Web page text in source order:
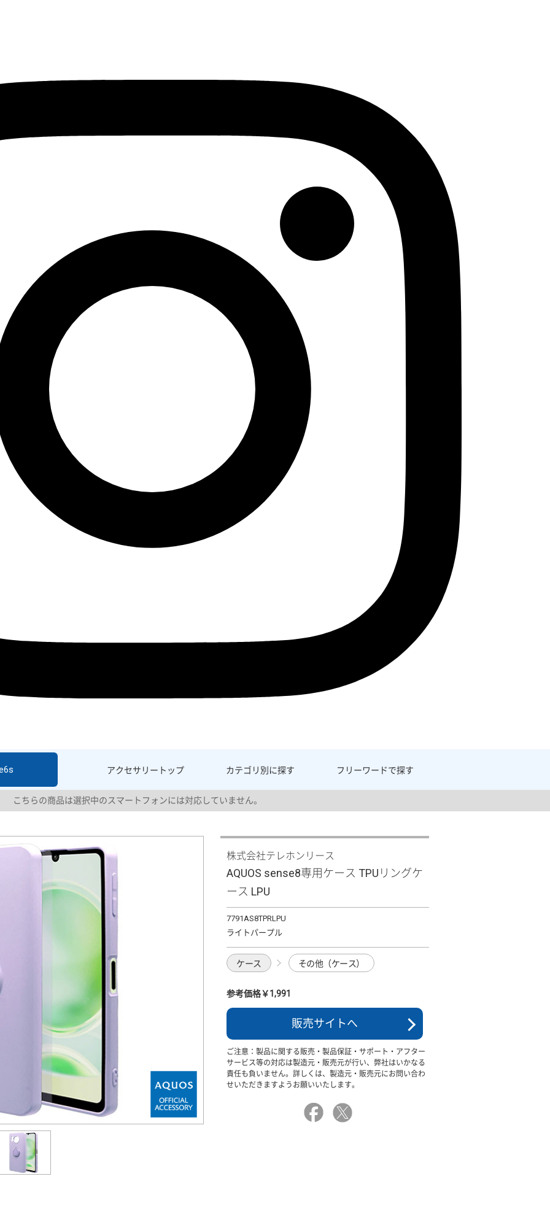
アクセサリー トップ カテゴリ別に探す フリーワードで探す
こちらの商品は選択中のスマートフォンには対応していません。
株式会社テレホンリース
AQUOS sense8専用ケース TPUリングケ
ース LPU
7791AS8TPRLPU
ライトパープル
ケース その他（ケース）
参考価格￥1,991
販売サイトへ
ご注意：製品に関する販売・製品保証・サポート・アフター
サービス等の対応は製造元・販売元が行い、弊社はいかなる
責任も負いません。詳しくは、製造元・販売元にお問い合わ
せいただきますようお願いいたします。